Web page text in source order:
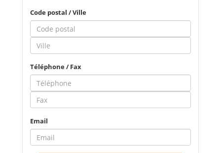
Code postal / Ville
Téléphone / Fax
Email